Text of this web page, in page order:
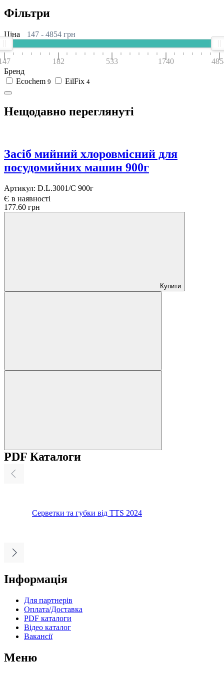
Фільтри
Ціна 147 - 4854 грн
182 533 1740
Бренд
Ecochem 9 EilFix 4
Нещодавно переглянуті
Засіб мийний хлоровмісний для
посудомийних машин 900г
Артикул: D.L.3001/C 900г
Є в наявності
177.60 грн
Купити
PDF Каталоги
Серветки та губки від TTS 2024
Інформація
Для партнерів
Оплата/Доставка
PDF каталоги
Відео каталог
Вакансії
Меню